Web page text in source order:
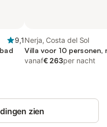
9,1Nerja, Costa del Sol
Villa voor 10 personen,
vanaf€ 263per nacht
zien